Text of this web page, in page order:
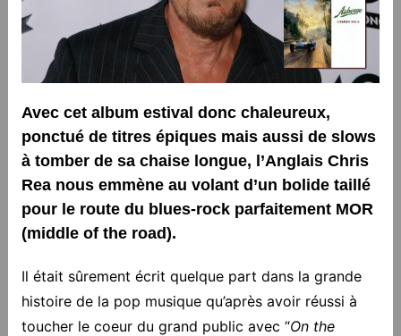
Avec cet album estival donc chaleureux,
ponctué de titres épiques mais aussi de slows
à tomber de sa chaise longue, l’Anglais Chris
Rea nous emmène au volant d’un bolide taillé
pour le route du blues-rock parfaitement MOR
(middle of the road).
Il était sûrement écrit quelque part dans la grande
histoire de la pop musique qu’après avoir réussi à
toucher le coeur du grand public avec “On the